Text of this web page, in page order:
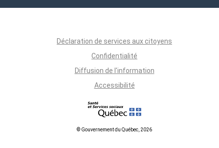
Déclaration de services aux citoyens
Confidentialité
Diffusion de l'information
Accessibilité
© Gouvernement du Québec, 2026